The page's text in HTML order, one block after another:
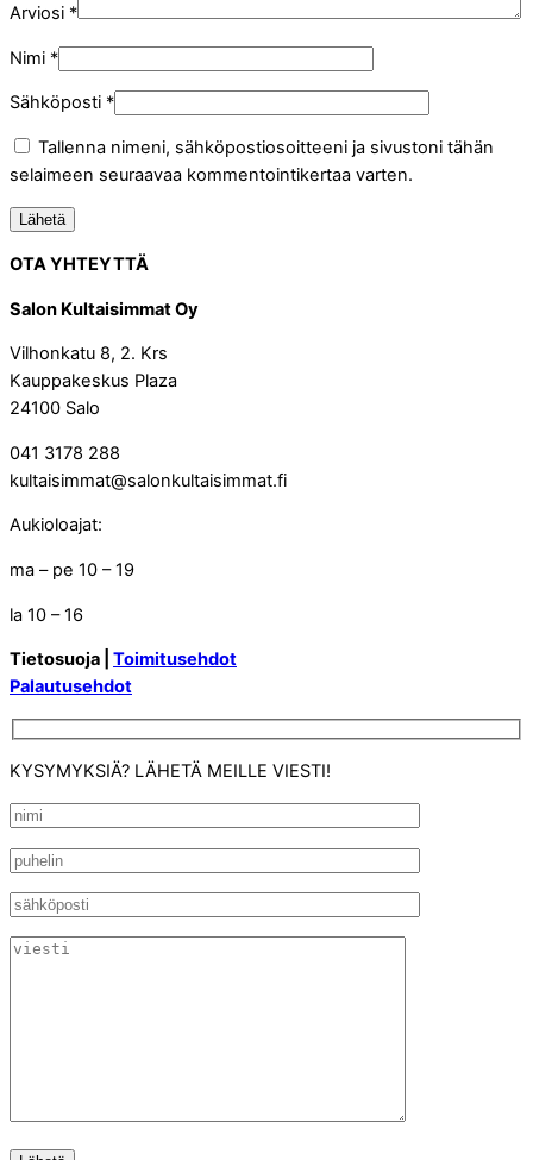
Arviosi *
Nimi *
Sähköposti *
Tallenna nimeni, sähköpostiosoitteeni ja sivustoni tähän
selaimeen seuraavaa kommentointikertaa varten.
OTA YHTEYTTÄ
Salon Kultaisimmat Oy
Vilhonkatu 8, 2. Krs
Kauppakeskus Plaza
24100 Salo
041 3178 288
kultaisimmat@salonkultaisimmat.fi
Aukioloajat:
ma – pe 10 – 19
la 10 – 16
Tietosuoja | Toimitusehdot
Palautusehdot
KYSYMYKSIÄ? LÄHETÄ MEILLE VIESTI!